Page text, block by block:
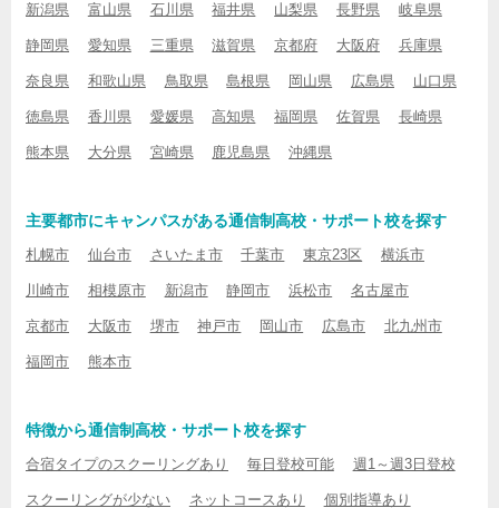
新潟県 富山県 石川県 福井県 山梨県 長野県 岐阜県
静岡県 愛知県 三重県 滋賀県 京都府 大阪府 兵庫県
奈良県 和歌山県 鳥取県 島根県 岡山県 広島県 山口県
徳島県 香川県 愛媛県 高知県 福岡県 佐賀県 長崎県
熊本県 大分県 宮崎県 鹿児島県 沖縄県
主要都市にキャンパスがある通信制高校・サポート校を探す
札幌市 仙台市 さいたま市 千葉市 東京23区 横浜市
川崎市 相模原市 新潟市 静岡市 浜松市 名古屋市
京都市 大阪市 堺市 神戸市 岡山市 広島市 北九州市
福岡市 熊本市
特徴から通信制高校・サポート校を探す
合宿タイプのスクーリングあり 毎日登校可能 週1～週3日登校
スクーリングが少ない ネットコースあり 個別指導あり